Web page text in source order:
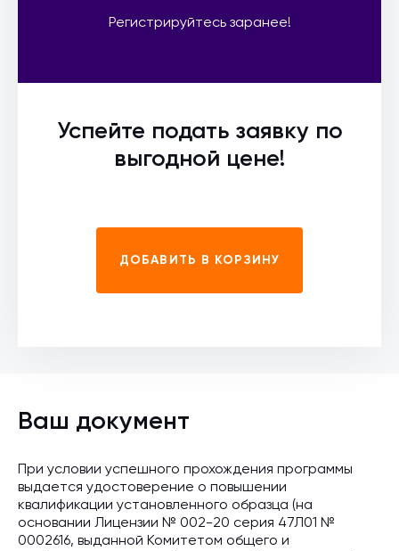
Регистрируйтесь заранее!
Успейте подать заявку по
выгодной цене!
ДОБАВИТЬ В КОРЗИНУ
Ваш документ
При условии успешного прохождения программы
выдается удостоверение о повышении
квалификации установленного образца (на
основании Лицензии № 002-20 серия 47Л01 №
0002616, выданной Комитетом общего и